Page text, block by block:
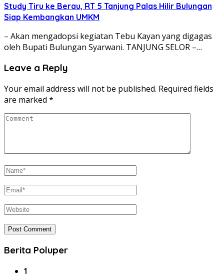
Study Tiru ke Berau, RT 5 Tanjung Palas Hilir Bulungan
Siap Kembangkan UMKM
– Akan mengadopsi kegiatan Tebu Kayan yang digagas
oleh Bupati Bulungan Syarwani. TANJUNG SELOR –…
Leave a Reply
Your email address will not be published. Required fields
are marked *
Berita Poluper
1